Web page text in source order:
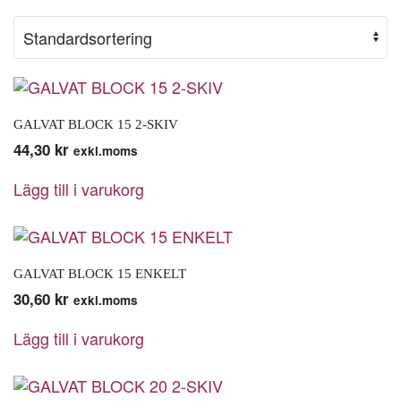
GALVAT BLOCK 15 2-SKIV
44,30 kr exkl.moms
Lägg till i varukorg
GALVAT BLOCK 15 ENKELT
30,60 kr exkl.moms
Lägg till i varukorg